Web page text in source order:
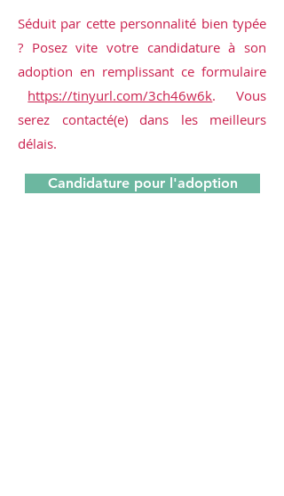
Séduit par cette personnalité bien typée
? Posez vite votre candidature à son
adoption en remplissant ce formulaire
https://tinyurl.com/3ch46w6k. Vous
serez contacté(e) dans les meilleurs
délais.
Candidature pour l'adoption